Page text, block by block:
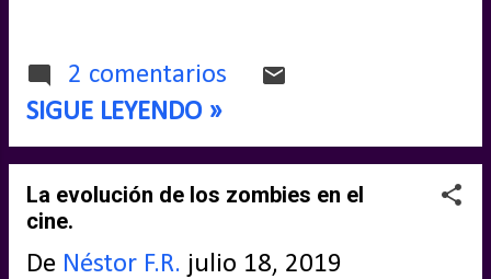
los crímenes más
misteriosos de los últimos
30 años en Estados Unidos,
sin resolver hasta no hace
mucho. Un caso que siempre
llamó mi atención y que la
valer.
2 comentarios
SIGUE LEYENDO »
La evolución de los zombies en el
cine.
De Néstor F.R. julio 18, 2019